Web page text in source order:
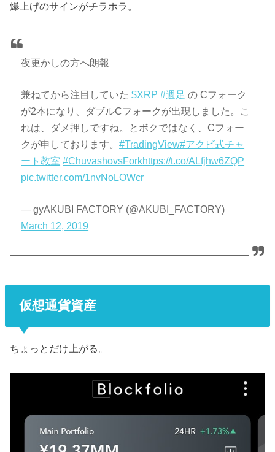
爆上げのサインがチラホラ。
夜更かしの方へ朗報
兼ねてから注目していた$XRP #週足 の Cフォーク
が2本になり、ダブルCフォークが出現しました。こ
れは、ダメ押しですね。とボクではなく、Cフォー
クが申しております。#TradingView#アクビ式チャ
ート教室 #ChuvashovsForkhttps://t.co/ALfjhw6ZQP
pic.twitter.com/1nvNoLOWcr
— gyAKUBI FACTORY (@AKUBI_FACTORY)
March 12, 2019
仮想通貨資産
ちょっとだけ上がる。